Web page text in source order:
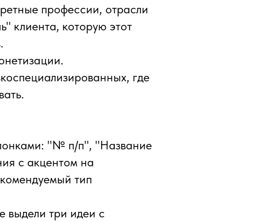
профессии, отрасли
клиента, которую этот
где
"№ п/п", "Название
с акцентом на
тип
выдели три идеи с